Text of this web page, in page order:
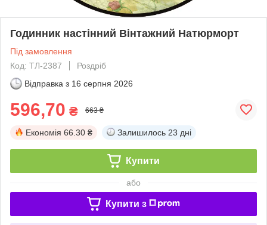
Годинник настінний Вінтажний Натюрморт
Під замовлення
Код: ТЛ-2387
Роздріб
Відправка з 16 серпня 2026
596,70 ₴ 663 ₴
Економія 66.30 ₴ Залишилось 23 дні
Купити
або
Купити з